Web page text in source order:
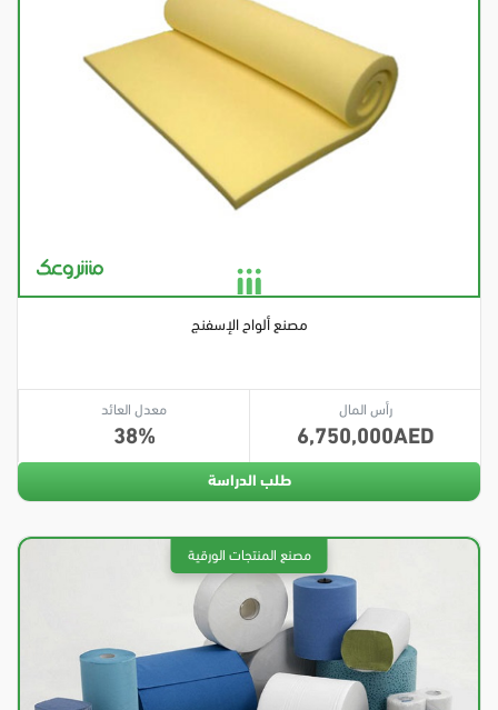
مصنع ألواح الإسفنج
رأس المال
6,750,000
معدل العائد
38
طلب الدراسة